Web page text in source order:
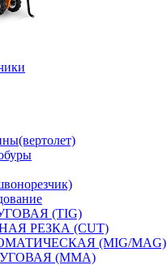
(TIG)
РЕЗКА (CUT)
(MIG/MAG)
(MMA)